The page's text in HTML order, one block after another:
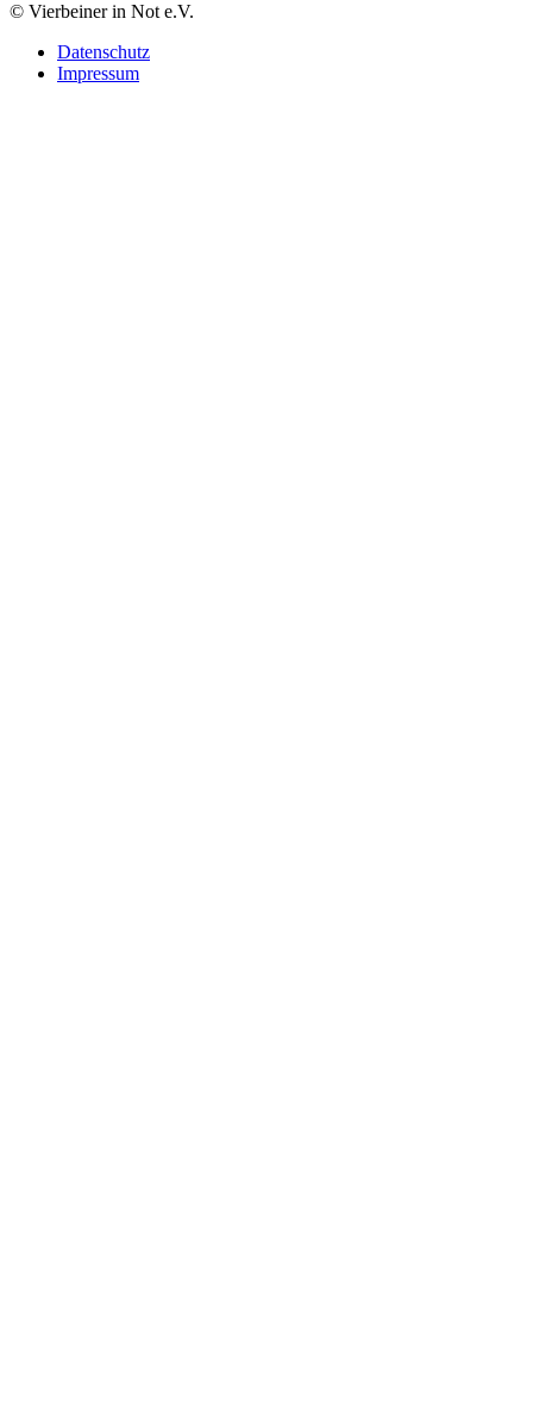
© Vierbeiner in Not e.V.
Datenschutz
Impressum